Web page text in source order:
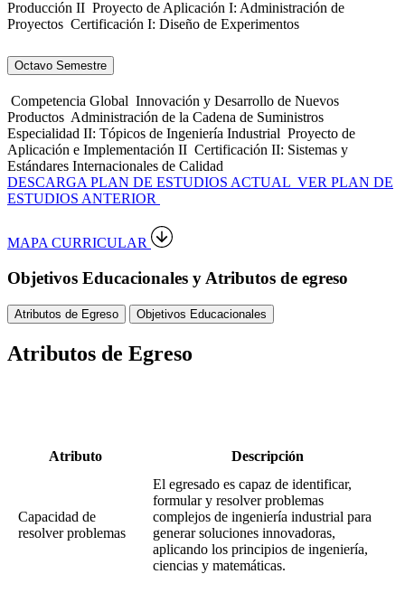
Producción II Proyecto de Aplicación I: Administración de
Proyectos Certificación I: Diseño de Experimentos
Octavo Semestre
Competencia Global Innovación y Desarrollo de Nuevos
Productos Administración de la Cadena de Suministros
Especialidad II: Tópicos de Ingeniería Industrial Proyecto de
Aplicación e Implementación II Certificación II: Sistemas y
Estándares Internacionales de Calidad
DESCARGA PLAN DE ESTUDIOS ACTUAL VER PLAN DE
ESTUDIOS ANTERIOR
MAPA CURRICULAR
Objetivos Educacionales y Atributos de egreso
Atributos de Egreso Objetivos Educacionales
Atributos de Egreso
Atributo Descripción
Capacidad de
resolver problemas
El egresado es capaz de identificar,
formular y resolver problemas
complejos de ingeniería industrial para
generar soluciones innovadoras,
aplicando los principios de ingeniería,
ciencias y matemáticas.